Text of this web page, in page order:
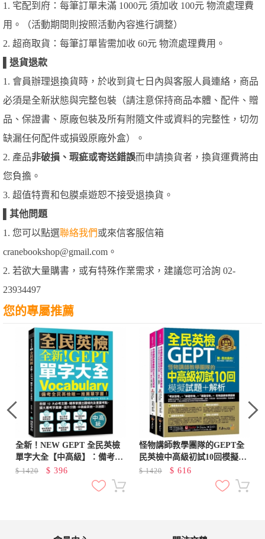
1. 宅配到府：每筆訂單未滿 1000元 須加收 100元 物流處理費
用。（活動期間則按照活動內容進行調整）
2. 超商取貨：每筆訂單皆需加收 60元 物流處理費用。
退貨退款
1. 會員辦理退換貨時，於收到貨七日內與客服人員連絡，商品
必須是全新狀態與完整包裝（請注意保持商品本體、配件、贈
品、保證書、原廠包裝及所有附隨文件或資料的完整性，切勿
缺漏任何配件或損毀原廠外盒）。
2. 產品非破損、瑕疵或寄送錯誤而申請換貨者，換貨運費將由
您負擔。
3. 超值特賣和包膜桌遊恕不接受退換貨。
其他問題
1. 您可以點選聯絡我們或來信客服信箱
cranebookshop@gmail.com。
2. 若欲大量購書，或有特殊作業需求，建議您可洽詢 02-
23934497
您的專屬推薦
全新！NEW GEPT 全民英檢
單字大全【中高級】：備考全
民英檢唯一推薦單字書！收錄
12 大必考主題，精準掌握出題
傾向及重要考點，擴大應考字
$1420 $ 396
怪物講師教學團隊的GEPT全
民英檢中高級初試10回模擬試
題+解析(2書+「Youtor App」
內含VRP虛擬點讀筆+防水書
$1420 $ 616